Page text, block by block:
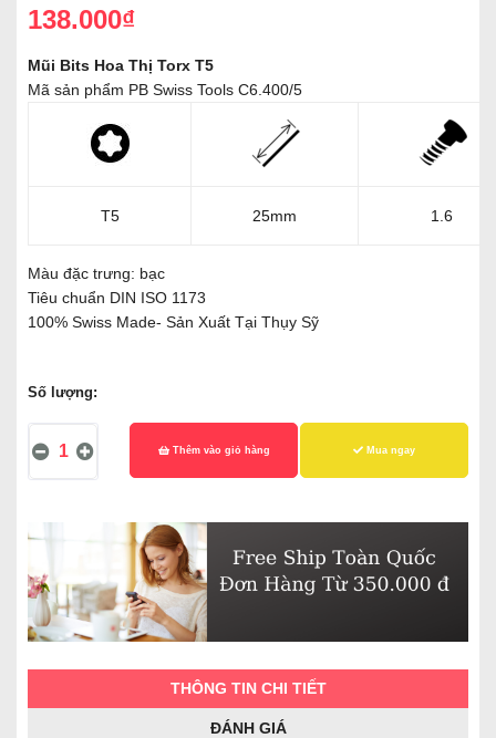
138.000₫
Mũi Bits Hoa Thị Torx T5
Mã sản phẩm PB Swiss Tools C6.400/5
T5 25mm 1.6
Màu đặc trưng: bạc
Tiêu chuẩn DIN ISO 1173
100% Swiss Made- Sản Xuất Tại Thụy Sỹ
Số lượng:
Thêm vào giỏ hàng Mua ngay
THÔNG TIN CHI TIẾT
ĐÁNH GIÁ